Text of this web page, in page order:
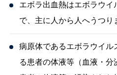
エボラ出血熱はエボラウイ
で、主に人から人へうつり
病原体であるエボラウイル
る患者の体液等（血液・分